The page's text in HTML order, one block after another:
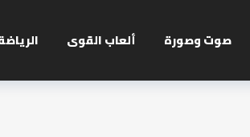
صوت وصورة ألعاب القوى